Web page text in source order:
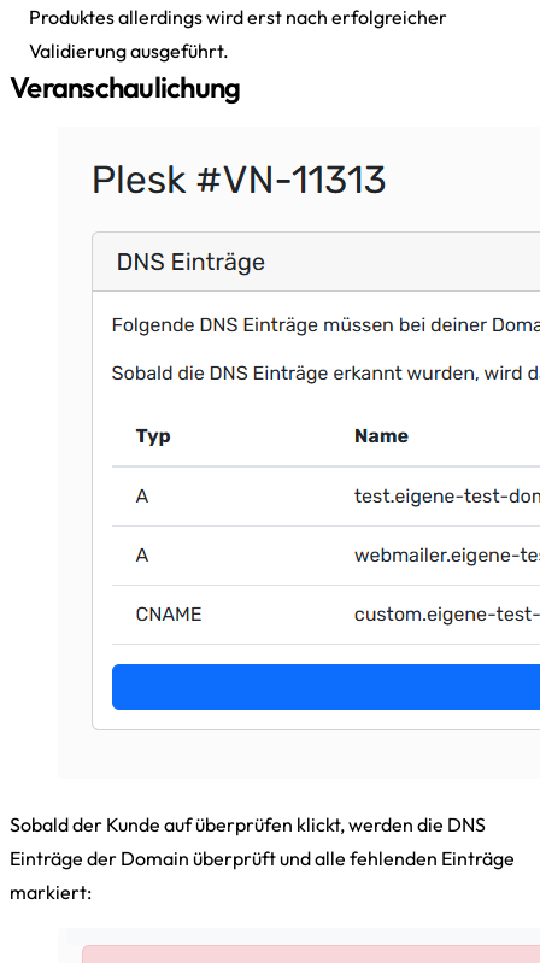
Produktes allerdings wird erst nach erfolgreicher
Validierung ausgeführt.
Veranschaulichung
Sobald der Kunde auf überprüfen klickt, werden die DNS
Einträge der Domain überprüft und alle fehlenden Einträge
markiert: